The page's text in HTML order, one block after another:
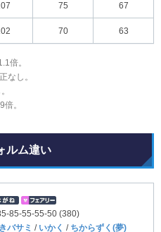
75 67
70 63
倍。
なし。
。
ルム違い
85-55-55-50 (380)
バサミ / いかく / ちからずく(夢)